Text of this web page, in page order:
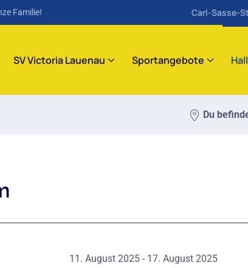
Familie! Carl-Sasse-
SV Victoria Lauenau Sportangebote
Du
11. August 2025 - 17. August 2025